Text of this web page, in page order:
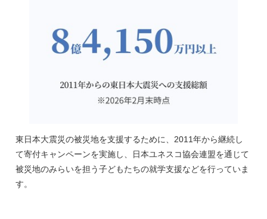
東日本大震災の被災地を支援するために、2011年から継続し
て寄付キャンペーンを実施し、日本ユネスコ協会連盟を通じて
被災地のみらいを担う子どもたちの就学支援などを行っていま
す。